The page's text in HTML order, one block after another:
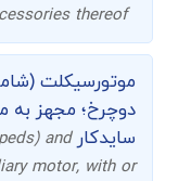
thereof
موتورسیکلت
دوچرخ؛ مجهز به
سایدکارand
motor, with or